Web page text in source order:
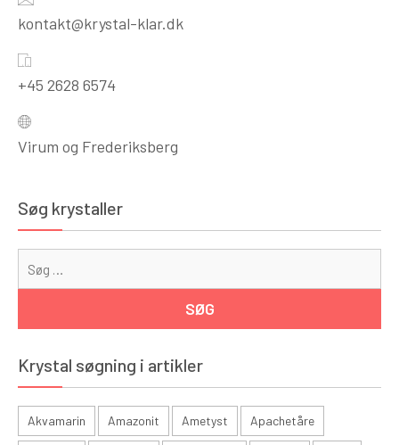
kontakt@krystal-klar.dk
+45 2628 6574
Virum og Frederiksberg
Søg krystaller
Krystal søgning i artikler
Akvamarin Amazonit Ametyst Apachetåre